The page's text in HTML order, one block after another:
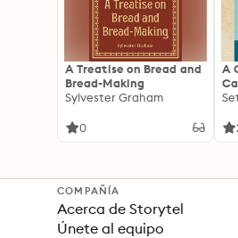
A Treatise on Bread and
Bread-Making
Sylvester Graham
0
A
COMPAÑÍA
Acerca de Storytel
Únete al equipo